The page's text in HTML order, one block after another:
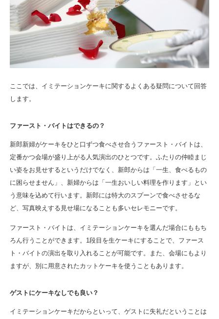
ここでは、イミテーションケーキに関するよくある疑問について回答
します。
ファースト・バイトはできるの？
新郎新婦がケーキをひと口ずつ食べさせ合うファースト・バイトは、
定番かつ会場が盛り上がる人気演出のひとつです。ふたりの仲睦まじ
い姿をお見せするというだけでなく、新郎からは「一生、食べるもの
に困らせません」、新婦からは「一生おいしい料理を作ります」とい
う意味を込めて行います。新郎には特大のスプーンで食べさせるな
ど、写真映えする見せ場になることも多いセレモニーです。
ファースト・バイトは、イミテーションケーキを選んだ場合にももち
ろん行うことができます。1段目を生ケーキにすることで、ファース
ト・バイトの演出を取り入れることが可能です。また、会場にもより
ますが、別に用意されたカットケーキを使うこともあります。
ゲストにケーキなしでも良い？
イミテーションケーキだからといって、ゲストに失礼だということは